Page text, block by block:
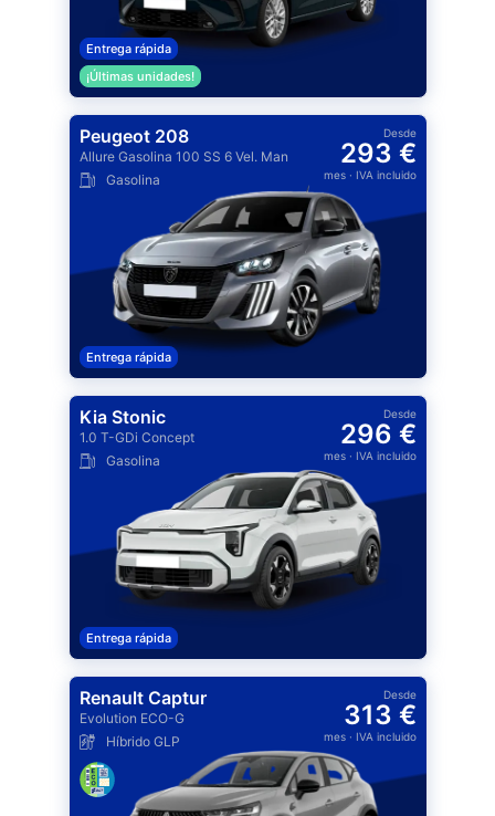
Entrega rápida
¡Últimas unidades!
Peugeot 208
Allure Gasolina 100 SS 6 Vel. Man
Gasolina
Desde
293 €
mes· IVA incluido
Entrega rápida
Kia Stonic
1.0 T-GDi Concept
Gasolina
Desde
296 €
mes· IVA incluido
Entrega rápida
Renault Captur
Evolution ECO-G
Híbrido GLP
Desde
313 €
mes· IVA incluido